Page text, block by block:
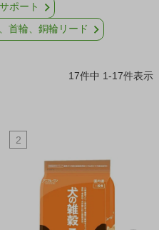
ポート
首輪、銅輪リード
17件中 1-17件表示
2